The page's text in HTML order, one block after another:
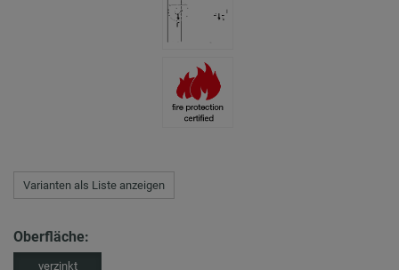
Varianten als Liste anzeigen
Oberfläche:
verzinkt